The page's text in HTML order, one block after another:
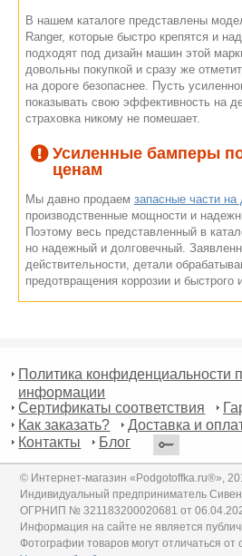
В нашем каталоге представлены
Ranger, которые быстро крепятся и
подходят под дизайн машин этой
довольны покупкой и сразу же
на дороге безопаснее. Пусть
показывать свою эффективность на
страховка никому не помешает.
Усиленные бамперы
ценам
Мы давно продаем запасные части
производственные мощности и
Поэтому весь представленный в
но надежный и долговечный.
действительности, детали
предотвращения коррозии и быстрого
Политика конфиденциальности
информации
Сертификаты соответствия
Как заказать?
Доставка и
Контакты
Блог
© Интернет-магазин «Podgotoffka.ru®»,
Индивидуальный предприниматель
ОГРНИП № 321183200020681 от
Информация на сайте не является
Фотографии товаров могут отличаться от